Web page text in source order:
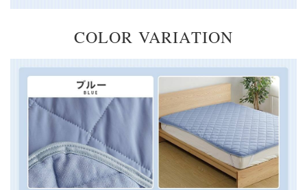
COLOR VARIATION